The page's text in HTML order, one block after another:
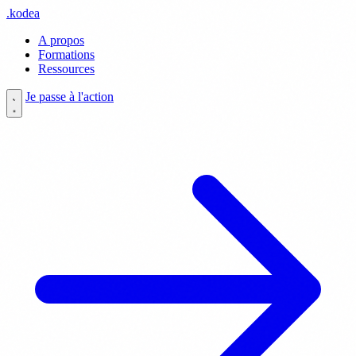
.kodea
A propos
Formations
Ressources
Je passe à l'action